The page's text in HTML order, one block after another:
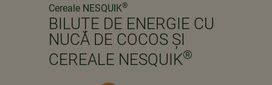
Cereale NESQUIK®
BILUȚE DE ENERGIE CU
NUCĂ DE COCOS ȘI
CEREALE NESQUIK®